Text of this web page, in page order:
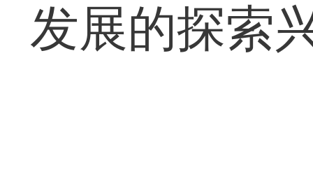
发展的探索